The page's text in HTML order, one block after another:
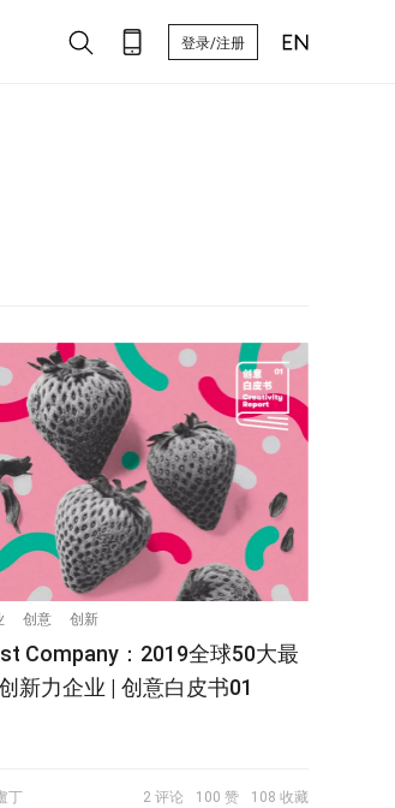
登录/注册
创意 创新
Company：2019全球50大最
新力企业 | 创意白皮书01
丁 2 评论 100 赞 108 收藏